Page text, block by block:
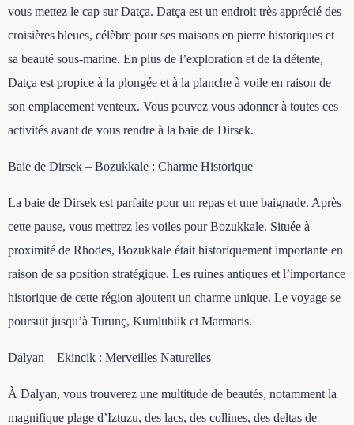
vous mettez le cap sur Datça. Datça est un endroit très apprécié des
croisières bleues, célèbre pour ses maisons en pierre historiques et
sa beauté sous-marine. En plus de l’exploration et de la détente,
Datça est propice à la plongée et à la planche à voile en raison de
son emplacement venteux. Vous pouvez vous adonner à toutes ces
activités avant de vous rendre à la baie de Dirsek.
Baie de Dirsek – Bozukkale : Charme Historique
La baie de Dirsek est parfaite pour un repas et une baignade. Après
cette pause, vous mettrez les voiles pour Bozukkale. Située à
proximité de Rhodes, Bozukkale était historiquement importante en
raison de sa position stratégique. Les ruines antiques et l’importance
historique de cette région ajoutent un charme unique. Le voyage se
poursuit jusqu’à Turunç, Kumlubük et Marmaris.
Dalyan – Ekincik : Merveilles Naturelles
À Dalyan, vous trouverez une multitude de beautés, notamment la
magnifique plage d’Iztuzu, des lacs, des collines, des deltas de